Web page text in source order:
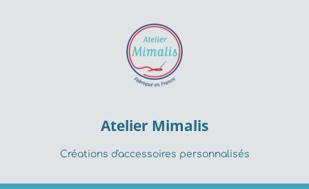
Atelier Mimalis
Créations d'accessoires personnalisés